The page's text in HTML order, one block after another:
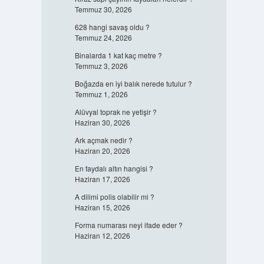
Temmuz 30, 2026
628 hangi savaş oldu ?
Temmuz 24, 2026
Binalarda 1 kat kaç metre ?
Temmuz 3, 2026
Boğazda en iyi balık nerede tutulur ?
Temmuz 1, 2026
Alüvyal toprak ne yetişir ?
Haziran 30, 2026
Ark açmak nedir ?
Haziran 20, 2026
En faydalı altın hangisi ?
Haziran 17, 2026
A dilimi polis olabilir mi ?
Haziran 15, 2026
Forma numarası neyi ifade eder ?
Haziran 12, 2026